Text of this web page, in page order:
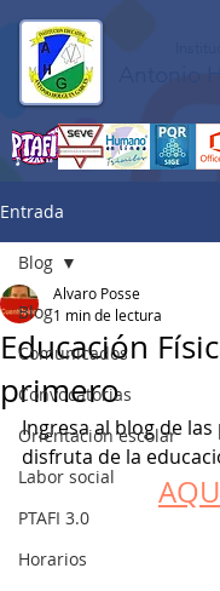
Entrada
Blog
Comunicados
Convocatorias
Orientación escolar
Labor social
PTAFI 3.0
Horarios
Blog
Educación
primero
Alvaro Posse
1 min de lectura
Ingresa al blog de
disfruta de la